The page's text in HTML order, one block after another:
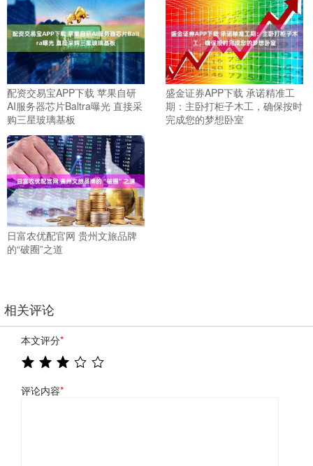
配资交易宝APP下载 苹果自研
AI服务器芯片Baltra曝光 直接采
购三星玻璃基板
盛金证券APP下载 承诺精准工
期：主卧打柜子木工，确保按时
完成您的梦想卧室
日富农优配官网 贵州文旅品牌
的“破圈”之道
相关评论
本文评分*
评论内容*